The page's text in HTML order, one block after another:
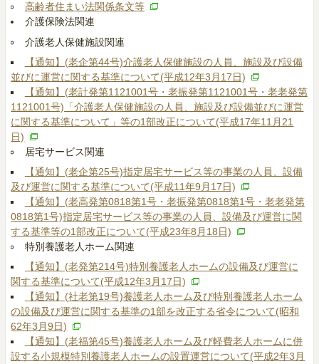
高齢者住まい法関係条文等
介護保険法関連
介護老人保健施設関連
【通知】(老企第44号)介護老人保健施設の人員、施設及び設備
並びに運営に関する基準について(平成12年3月17日)
【通知】(老計発第1121001号・老振発第1121001号・老老発第
1121001号)「介護老人保健施設の人員、施設及び設備並びに運営
に関する基準について」等の1部改正について(平成17年11月21
日)
居宅サービス関連
【通知】(老企第25号)指定居宅サービス等の事業の人員、設備
及び運営に関する基準について(平成11年9月17日)
【通知】(老高発第0818第1号・老振発第0818第1号・老老発第
0818第1号)指定居宅サービス等の事業の人員、設備及び運営に関
する基準等の1部改正について(平成23年8月18日)
特別養護老人ホーム関連
【通知】(老発第214号)特別養護老人ホームの設備及び運営に
関する基準について(平成12年3月17日)
【通知】(社老第19号)養護老人ホーム及び特別養護老人ホーム
の設備及び運営に関する基準の1部を改正する省令について(昭和
62年3月9日)
【通知】(老福第45号)養護老人ホーム及び軽費老人ホームに併
設する小規模特別養護老人ホームの設置運営について(平成2年3月